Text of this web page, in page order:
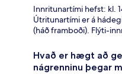
Innritunartími hefst: kl.
Útritunartími er á
(háð framboði). Flýti-
Hvað er hægt að
nágrenninu þegar